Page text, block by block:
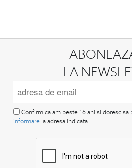
LA
Confirm ca am peste 16 ani si doresc sa
informare la adresa indicata.